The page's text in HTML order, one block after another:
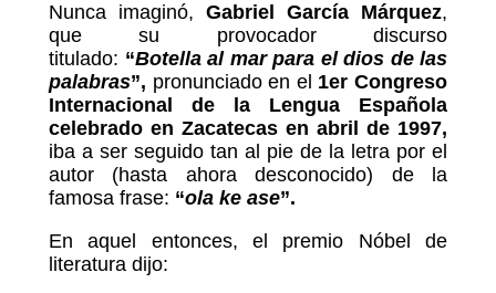
Nunca imaginó, Gabriel García Márquez,
que su provocador discurso
titulado: “Botella al mar para el dios de las
palabras”, pronunciado en el 1er Congreso
Internacional de la Lengua Española
celebrado en Zacatecas en abril de 1997,
iba a ser seguido tan al pie de la letra por el
autor (hasta ahora desconocido) de la
famosa frase: “ola ke ase”.
En aquel entonces, el premio Nóbel de
literatura dijo: